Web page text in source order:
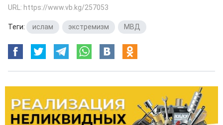
URL: https://www.vb.kg/257053
Теги: ислам экстремизм МВД